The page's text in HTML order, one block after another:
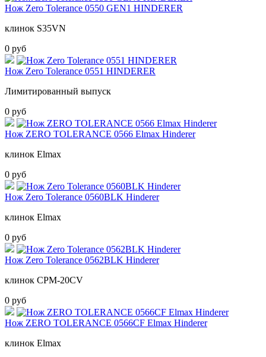
Нож Zero Tolerance 0550 GEN1 HINDERER
клинок S35VN
0 руб
Нож Zero Tolerance 0551 HINDERER
Лимитированный выпуск
0 руб
Нож ZERO TOLERANCE 0566 Elmax Hinderer
клинок Elmax
0 руб
Нож Zero Tolerance 0560BLK Hinderer
клинок Elmax
0 руб
Нож Zero Tolerance 0562BLK Hinderer
клинок CPM-20CV
0 руб
Нож ZERO TOLERANCE 0566CF Elmax Hinderer
клинок Elmax